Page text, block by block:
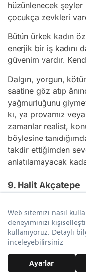
hüzünlenecek şeyler
çocukça zevkleri
Bütün ürkek kadın
enerjik bir iş kadını
güvenim vardır.
Dalgın, yorgun,
saatine göz atıp
yağmurluğunu
ki, ya provamız
zamanlar realist,
böylesine
takdir ettiğimden
anlatılamayacak
9. Halit Akçatepe